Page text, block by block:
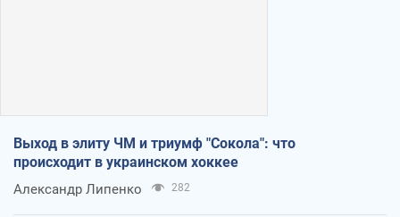
Выход в элиту ЧМ и триумф "Сокола": что
происходит в украинском хоккее
Александр Липенко 282